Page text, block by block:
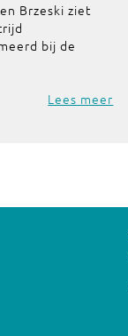
Brzeski ziet
bij de
Lees meer